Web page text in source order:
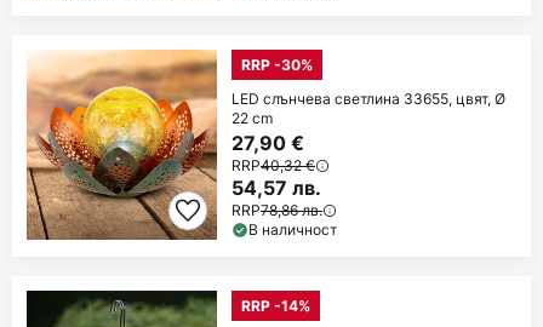
RRP -30%
LED слънчева светлина 33655, цвят, Ø
22 cm
27,90 €
RRP40,32 €
54,57 лв.
RRP78,86 лв.
В наличност
RRP -14%